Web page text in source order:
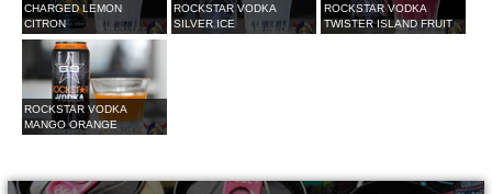
CHARGED LEMON
CITRON
ROCKSTAR VODKA
SILVER ICE
ROCKSTAR VODKA
TWISTER ISLAND FRUIT
ROCKSTAR VODKA
MANGO ORANGE